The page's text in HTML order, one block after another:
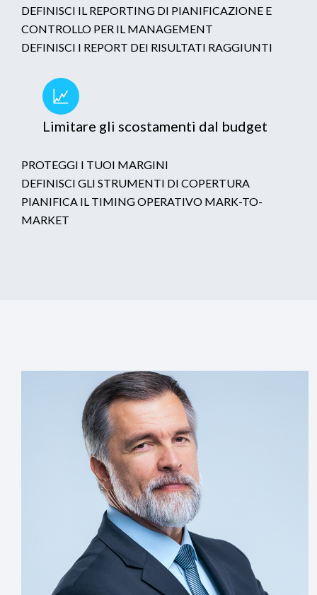
DEFINISCI IL REPORTING DI PIANIFICAZIONE E
CONTROLLO PER IL MANAGEMENT
DEFINISCI I REPORT DEI RISULTATI RAGGIUNTI
Limitare gli scostamenti dal budget
PROTEGGI I TUOI MARGINI
DEFINISCI GLI STRUMENTI DI COPERTURA
PIANIFICA IL TIMING OPERATIVO MARK-TO-
MARKET